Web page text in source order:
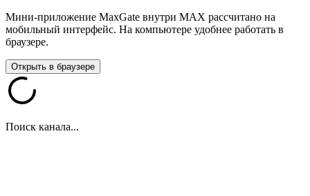
Мини-приложение MaxGate внутри MAX рассчитано на
мобильный интерфейс. На компьютере удобнее работать в
браузере.
Открыть в браузере
Поиск канала...